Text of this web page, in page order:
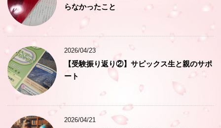
らなかったこと
2026/04/23
【受験振り返り②】サピックス生と親のサポ
ート
2026/04/21